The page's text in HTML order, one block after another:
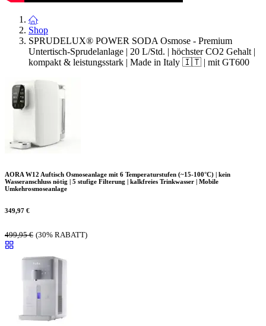
Shop
SPRUDELUX® POWER SODA Osmose - Premium
Untertisch-Sprudelanlage | 20 L/Std. | höchster CO2 Gehalt |
kompakt & leistungsstark | Made in Italy 🇮🇹 | mit GT600
AORA W12 Auftisch Osmoseanlage mit 6 Temperaturstufen (~15-100°C) | kein
Wasseranschluss nötig | 5 stufige Filterung | kalkfreies Trinkwasser | Mobile
Umkehrosmoseanlage
349,97 €
499,95€ (30% RABATT)